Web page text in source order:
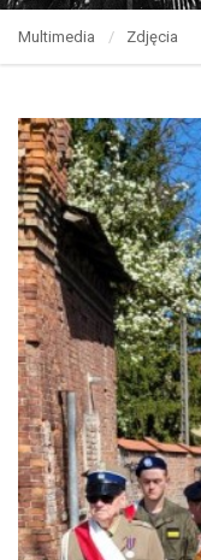
Multimedia Zdjęcia